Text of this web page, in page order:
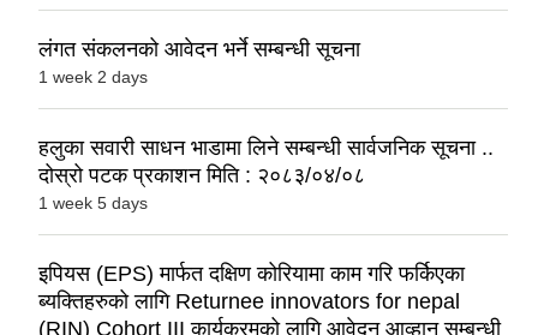
लंगत संकलनको आवेदन भर्ने सम्बन्धी सूचना
1 week 2 days
हलुका सवारी साधन भाडामा लिने सम्बन्धी सार्वजनिक सूचना ..
दोस्रो पटक प्रकाशन मिति : २०८३/०४/०८
1 week 5 days
इपियस (EPS) मार्फत दक्षिण कोरियामा काम गरि फर्किएका
ब्यक्तिहरुको लागि Returnee innovators for nepal
(RIN) Cohort III कार्यक्रमको लागि आवेदन आव्हान सम्बन्धी